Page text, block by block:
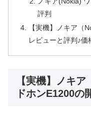
評判
【実機】ノキア（
レビューと評判♪
【実機】ノキ
ドホンE1200の